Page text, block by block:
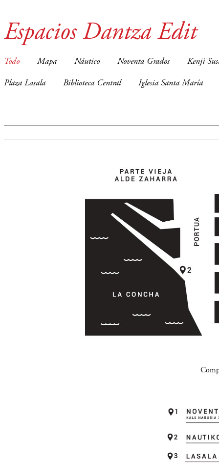
Espacios Dantza Edit
Todo Mapa Náutico Noventa Grados Kenji
Plaza Lasala Biblioteca Central Iglesia Santa María